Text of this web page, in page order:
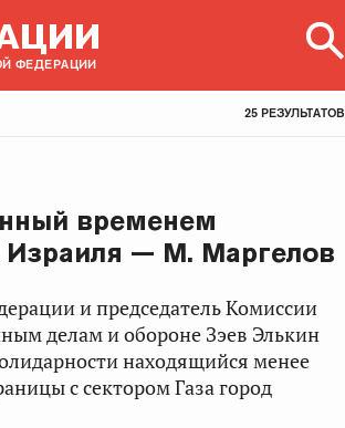
ФЕДЕРАЦИИ
25 РЕЗУЛЬТАТОВ
временем
Израиля — М. Маргелов
и председатель Комиссии
делам и обороне Зэев Элькин
находящийся менее
с сектором Газа город